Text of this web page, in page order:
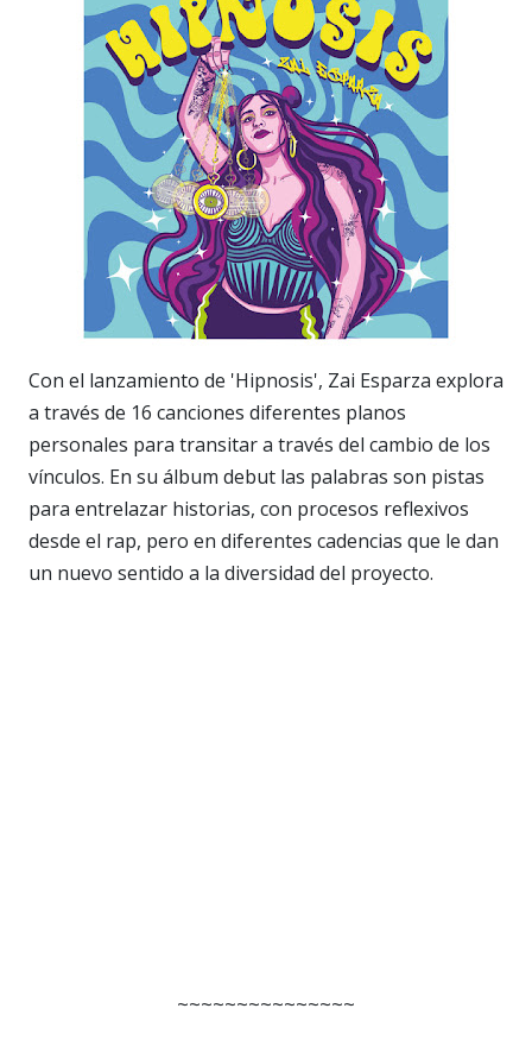
Con el lanzamiento de 'Hipnosis', Zai Esparza explora
a través de 16 canciones diferentes planos
personales para transitar a través del cambio de los
vínculos. En su álbum debut las palabras son pistas
para entrelazar historias, con procesos reflexivos
desde el rap, pero en diferentes cadencias que le dan
un nuevo sentido a la diversidad del proyecto.
~~~~~~~~~~~~~~~